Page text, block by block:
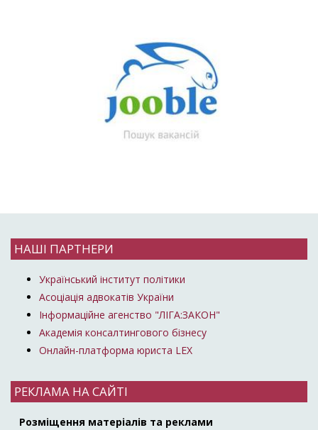
НАШІ ПАРТНЕРИ
Український інститут політики
Асоціація адвокатів України
Інформаційне агенство "ЛІГА:ЗАКОН"
Академія консалтингового бізнесу
Онлайн-платформа юриста LEX
РЕКЛАМА НА САЙТІ
Розміщення матеріалів та реклами